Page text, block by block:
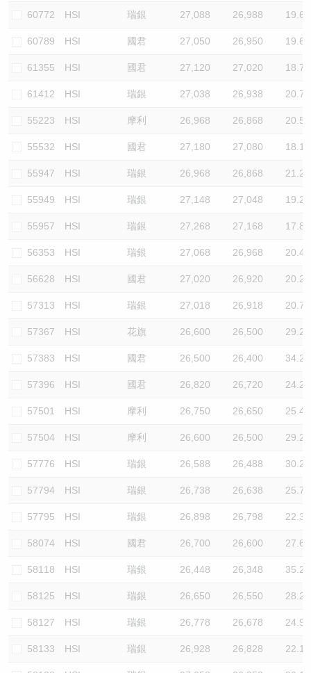
60772 HSI 瑞銀 27,088 26,988 19.6
60789 HSI 國君 27,050 26,950 19.6
61355 HSI 國君 27,120 27,020 18.7
61412 HSI 瑞銀 27,038 26,938 20.7
55223 HSI 摩利 26,968 26,868 20.5
55532 HSI 國君 27,180 27,080 18.1
55947 HSI 瑞銀 26,968 26,868 21.2
55949 HSI 瑞銀 27,148 27,048 19.2
55957 HSI 瑞銀 27,268 27,168 17.8
56353 HSI 瑞銀 27,068 26,968 20.4
56628 HSI 國君 27,020 26,920 20.2
57313 HSI 瑞銀 27,018 26,918 20.7
57367 HSI 花旗 26,600 26,500 29.2
57383 HSI 國君 26,500 26,400 34.2
57396 HSI 國君 26,820 26,720 24.2
57501 HSI 摩利 26,750 26,650 25.4
57504 HSI 摩利 26,600 26,500 29.2
57776 HSI 瑞銀 26,588 26,488 30.2
57794 HSI 瑞銀 26,738 26,638 25.7
57795 HSI 瑞銀 26,898 26,798 22.3
58074 HSI 國君 26,700 26,600 27.6
58118 HSI 瑞銀 26,448 26,348 35.2
58125 HSI 瑞銀 26,650 26,550 28.2
58127 HSI 瑞銀 26,778 26,678 24.9
58133 HSI 瑞銀 26,928 26,828 22.1